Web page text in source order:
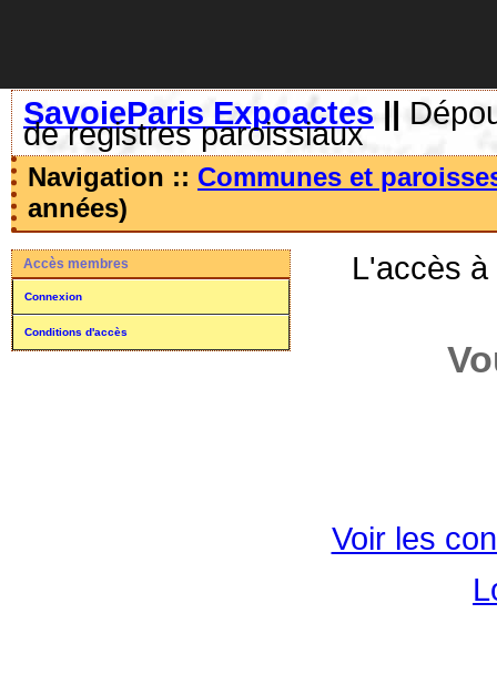
SavoieParis Expoactes ||
de registres paroissiaux
Navigation :: Communes et
années)
Accès membres
Connexion
Conditions d'accès
L'accès
Voir les